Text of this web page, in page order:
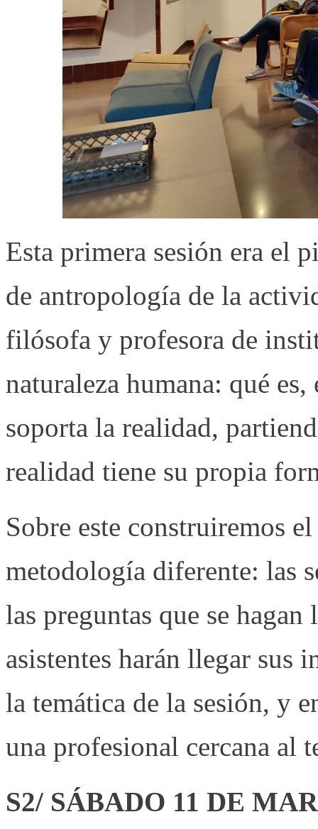
Esta primera sesión era el
de antropología de la
filósofa y profesora de
naturaleza humana: qué
soporta la realidad,
realidad tiene su propia
Sobre este construiremos
metodología diferente: las
las preguntas que se hagan
asistentes harán llegar sus
la temática de la sesión, y
una profesional cercana al
S2/ SÁBADO 11 DE